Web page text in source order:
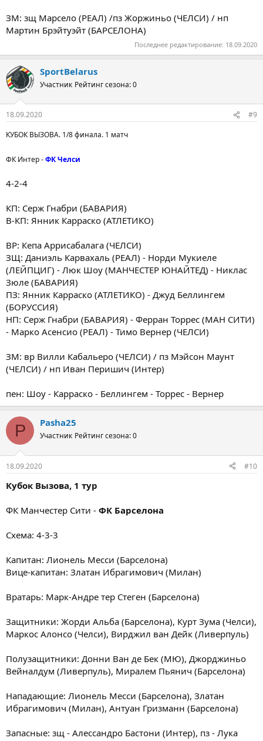
ЗМ: зщ Марсело (РЕАЛ) /пз Жоржиньо (ЧЕЛСИ) / нп
Мартин Брэйтуэйт (БАРСЕЛОНА)
Последнее редактирование: 18.09.2020
SportBelarus
Участник Рейтинг сезона: 0
18.09.2020
#9
КУБОК ВЫЗОВА. 1/8 финала. 1 матч
ФК Интер -ФК Челси
4-2-4
КП: Серж Гнабри (БАВАРИЯ)
В-КП: Янник Карраско (АТЛЕТИКО)
ВР: Кепа Аррисабалага (ЧЕЛСИ)
ЗЩ: Даниэль Карвахаль (РЕАЛ) - Норди Мукиеле
(ЛЕЙПЦИГ) - Люк Шоу (МАНЧЕСТЕР ЮНАЙТЕД) - Никлас
Зюле (БАВАРИЯ)
ПЗ: Янник Карраско (АТЛЕТИКО) - Джуд Беллингем
(БОРУССИЯ)
НП: Серж Гнабри (БАВАРИЯ) - Ферран Торрес (МАН СИТИ)
- Марко Асенсио (РЕАЛ) - Тимо Вернер (ЧЕЛСИ)
ЗМ: вр Вилли Кабальеро (ЧЕЛСИ) / пз Мэйсон Маунт
(ЧЕЛСИ) / нп Иван Перишич (Интер)
пен: Шоу - Карраско - Беллингем - Торрес - Вернер
P Pasha25
Участник Рейтинг сезона: 0
18.09.2020 #10
Кубок Вызова, 1 тур
ФК Манчестер Сити - ФК Барселона
Схема: 4-3-3
Капитан: Лионель Месси (Барселона)
Вице-капитан: Златан Ибрагимович (Милан)
Вратарь: Марк-Андре тер Стеген (Барселона)
Защитники: Жорди Альба (Барселона), Курт Зума (Челси),
Маркос Алонсо (Челси), Вирджил ван Дейк (Ливерпуль)
Полузащитники: Донни Ван де Бек (МЮ), Джорджиньо
Вейналдум (Ливерпуль), Миралем Пьянич (Барселона)
Нападающие: Лионель Месси (Барселона), Златан
Ибрагимович (Милан), Антуан Гризманн (Барселона)
Запасные: зщ - Алессандро Бастони (Интер), пз - Лука